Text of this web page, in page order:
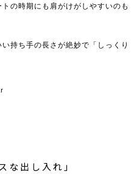
の時期にも肩がけがしやすいのも
持ち手の長さが絶妙で「しっくり
な出し入れ」